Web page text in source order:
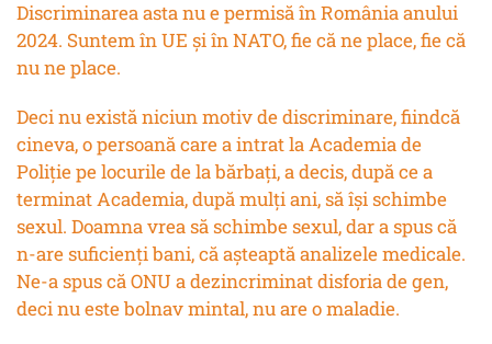
Discriminarea asta nu e permisă în România anului
2024. Suntem în UE și în NATO, fie că ne place, fie că
nu ne place.
Deci nu există niciun motiv de discriminare, fiindcă
cineva, o persoană care a intrat la Academia de
Poliție pe locurile de la bărbați, a decis, după ce a
terminat Academia, după mulți ani, să își schimbe
sexul. Doamna vrea să schimbe sexul, dar a spus că
n-are suficienți bani, că așteaptă analizele medicale.
Ne-a spus că ONU a dezincriminat disforia de gen,
deci nu este bolnav mintal, nu are o maladie.